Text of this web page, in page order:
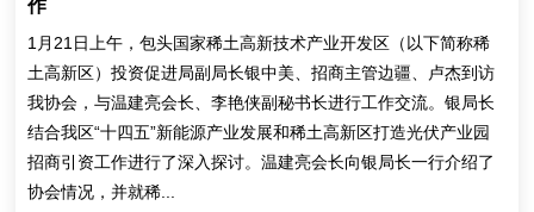
作
1月21日上午，包头国家稀土高新技术产业开发区（以下简称稀
土高新区）投资促进局副局长银中美、招商主管边疆、卢杰到访
我协会，与温建亮会长、李艳侠副秘书长进行工作交流。银局长
结合我区“十四五”新能源产业发展和稀土高新区打造光伏产业园
招商引资工作进行了深入探讨。温建亮会长向银局长一行介绍了
协会情况，并就稀...